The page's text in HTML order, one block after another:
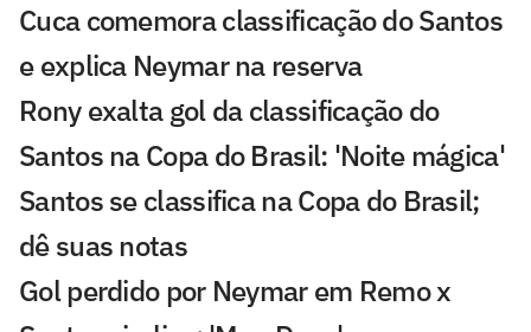
Cuca comemora classificação do Santos
e explica Neymar na reserva
Rony exalta gol da classificação do
Santos na Copa do Brasil: 'Noite mágica'
Santos se classifica na Copa do Brasil;
dê suas notas
Gol perdido por Neymar em Remo x